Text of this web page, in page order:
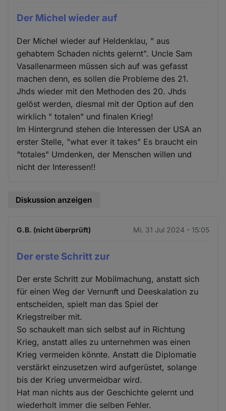
Der Michel wieder auf
Der Michel wieder auf Heldenklau, " aus
gehabtem Schaden nichts gelernt". Uncle Sam
Vasallenarmeen müssen sich auf was gefasst
machen denn, es sollen die Probleme des 21.
Jhds wieder mit den Methoden des 20. Jhds
gelöst werden, diesmal mit der Option auf den
wirklich " totalen" und finalen Krieg!
Im Hintergrund stehen die Interessen der USA an
erster Stelle, "what ever it takes" Es braucht ein
"totales" Umdenken, der Menschen willen und
nicht der Interessen!!
Diskussion anzeigen
G.B. (nicht überprüft) Mi. 31 Jul 2024 - 15:05
Der erste Schritt zur
Der erste Schritt zur Mobilmachung, anstatt sich
für einen Weg der Vernunft und Deeskalation zu
entscheiden, spielt man das Spiel der
Kriegstreiber mit.
So schaukelt man sich selbst auf in Richtung
Krieg, anstatt alles zu unternehmen was einen
Krieg vermeiden könnte. Anstatt die Diplomatie
verstärkt einzusetzen wird aufgerüstet, solange
bis der Krieg unvermeidbar wird.
Hat man nichts aus der Geschichte gelernt und
wiederholt immer die selben Fehler.